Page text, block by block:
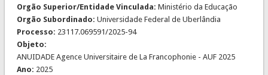
Orgão Superior/Entidade Vinculada: Ministério da Educação
Orgão Subordinado: Universidade Federal de Uberlândia
Processo: 23117.069591/2025-94
Objeto:
ANUIDADE Agence Universitaire de La Francophonie - AUF 2025
Ano: 2025